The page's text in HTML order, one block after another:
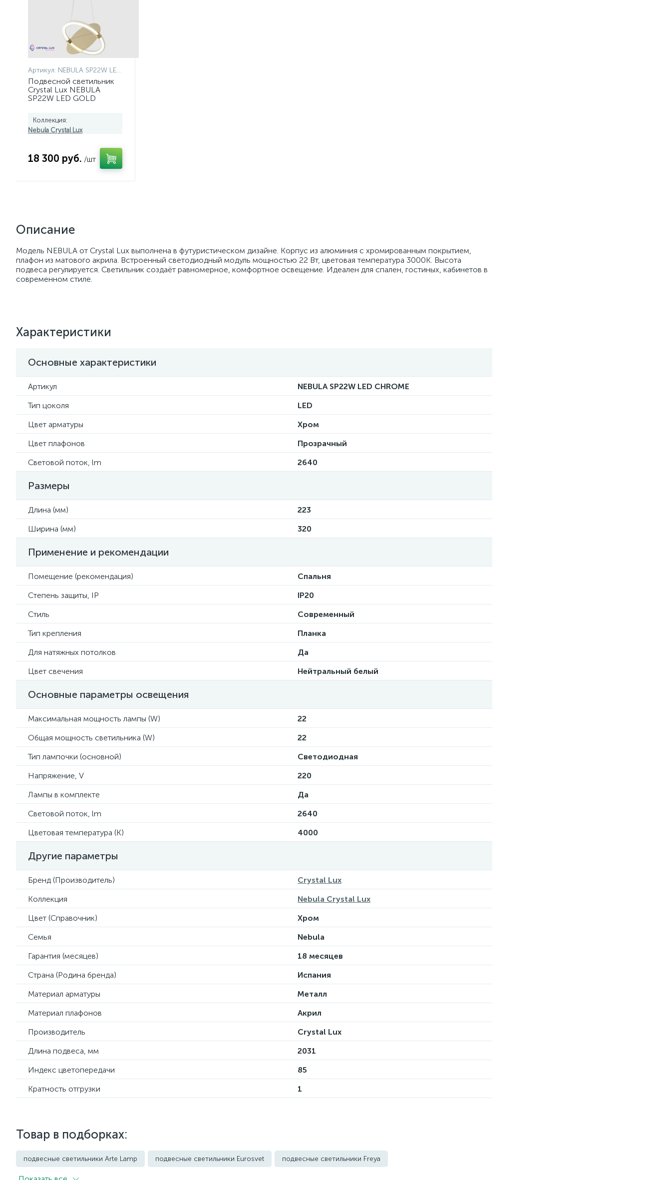
Артикул: NEBULA SP22W LED GOLD
Подвесной светильник
Crystal Lux NEBULA
SP22W LED GOLD
Коллекция:
Nebula Crystal Lux
18 300 руб. /шт
Описание
Модель NEBULA от Crystal Lux выполнена в футуристическом дизайне. Корпус из алюминия с хромированным покрытием,
плафон из матового акрила. Встроенный светодиодный модуль мощностью 22 Вт, цветовая температура 3000K. Высота
подвеса регулируется. Светильник создаёт равномерное, комфортное освещение. Идеален для спален, гостиных, кабинетов в
современном стиле.
Характеристики
Основные характеристики
Артикул
NEBULA SP22W LED CHROME
Тип цоколя
LED
Цвет арматуры
Хром
Цвет плафонов
Прозрачный
Световой поток, lm
2640
Размеры
Длина (мм)
223
Ширина (мм)
320
Применение и рекомендации
Помещение (рекомендация)
Спальня
Степень защиты, IP
IP20
Стиль
Современный
Тип крепления
Планка
Для натяжных потолков
Да
Цвет свечения
Нейтральный белый
Основные параметры освещения
Максимальная мощность лампы (W)
22
Общая мощность светильника (W)
22
Тип лампочки (основной)
Светодиодная
Напряжение, V
220
Лампы в комплекте
Да
Световой поток, lm
2640
Цветовая температура (К)
4000
Другие параметры
Бренд (Производитель)
Crystal Lux
Коллекция
Nebula Crystal Lux
Цвет (Справочник)
Хром
Семья
Nebula
Гарантия (месяцев)
18 месяцев
Страна (Родина бренда)
Испания
Материал арматуры
Металл
Материал плафонов
Акрил
Производитель
Crystal Lux
Длина подвеса, мм
2031
Индекс цветопередачи
85
Кратность отгрузки
1
Товар в подборках:
подвесные светильники Arte Lamp подвесные светильники Eurosvet подвесные светильники Freya
подвесные светильники Imperium Loft